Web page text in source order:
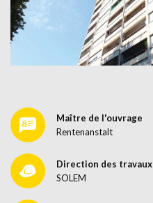
Maître de l'ouvrage
Rentenanstalt
Direction des travaux
SOLEM